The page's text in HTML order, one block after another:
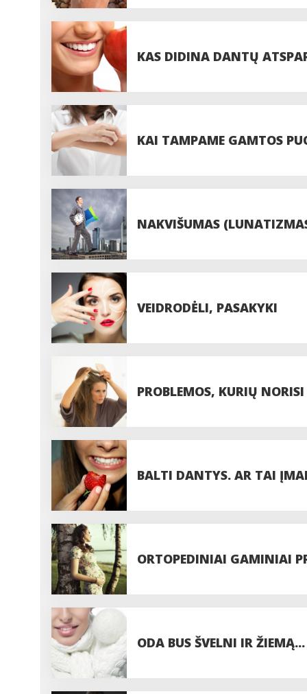
KAS DIDINA DANTŲ
KAI TAMPAME GAMTOS
NAKVIŠUMAS
VEIDRODĖLI, PASAKYKI
PROBLEMOS, KURIŲ
BALTI DANTYS. AR TAI
ORTOPEDINIAI GAMINIAI
ODA BUS ŠVELNI IR ŽIEMĄ...